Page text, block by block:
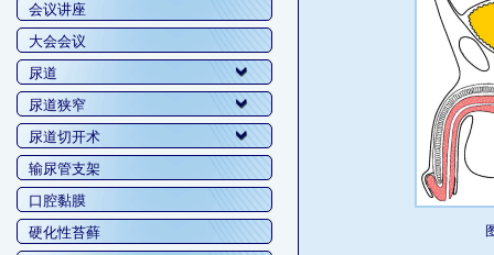
会议讲座
大会会议
尿道
尿道狭窄
尿道切开术
输尿管支架
口腔黏膜
硬化性苔藓